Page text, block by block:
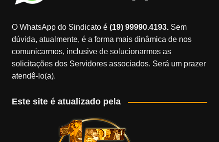
O WhatsApp do Sindicato é(19) 99990.4193.Sem
dúvida, atualmente, é a forma mais dinâmica de nos
comunicarmos, inclusive de solucionarmos as
solicitações dos Servidores associados. Será um prazer
atendê-lo(a).
Este site é atualizado pela